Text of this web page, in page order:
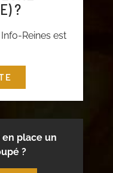
?
Reines est
place un
?